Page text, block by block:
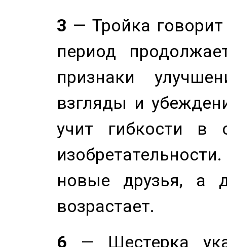
3 — Тройка
период
признаки
взгляды и
учит гибкости в
новые друзья, а
возрастает.
6 — Шестерка